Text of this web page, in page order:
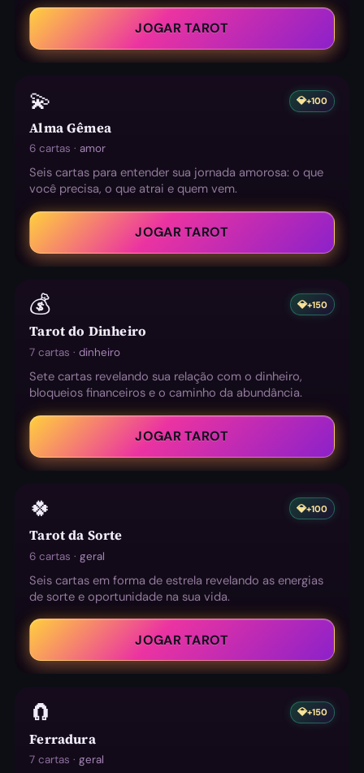
JOGAR TAROT
💫 💎+100
Alma Gêmea
6 cartas ·amor
Seis cartas para entender sua jornada amorosa: o que
você precisa, o que atrai e quem vem.
JOGAR TAROT
💰 💎+150
Tarot do Dinheiro
7 cartas ·dinheiro
Sete cartas revelando sua relação com o dinheiro,
bloqueios financeiros e o caminho da abundância.
JOGAR TAROT
🍀 💎+100
Tarot da Sorte
6 cartas ·geral
Seis cartas em forma de estrela revelando as energias
de sorte e oportunidade na sua vida.
JOGAR TAROT
🧲 💎+150
Ferradura
7 cartas ·geral